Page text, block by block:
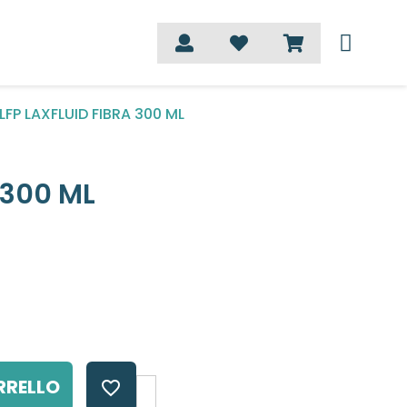
LFP LAXFLUID FIBRA 300 ML
ML
favorite_border